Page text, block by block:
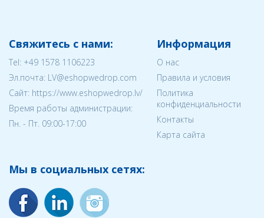
Свяжитесь с нами:
Tel: +49 1578 1106223
Эл.почта: LV@eshopwedrop.com
Cайт: https://www.eshopwedrop.lv/
Время работы администрации:
Пн. - Пт. 09:00-17:00
Информация
О нас
Правила и условия
Политика
конфиденциальности
Контакты
Карта сайта
Мы в социальных сетях: